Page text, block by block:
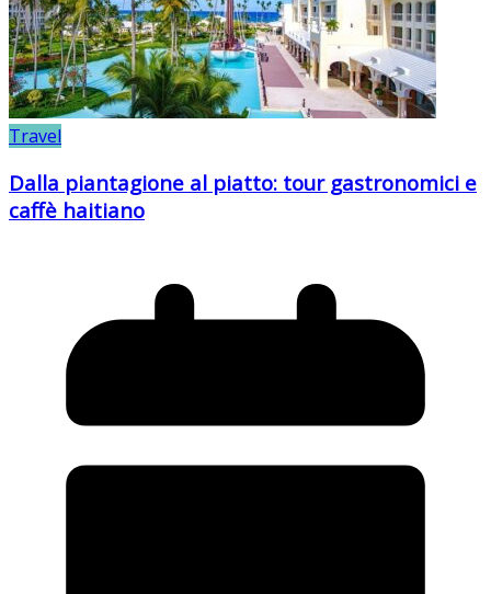
Travel
Dalla piantagione al piatto: tour gastronomici e
caffè haitiano